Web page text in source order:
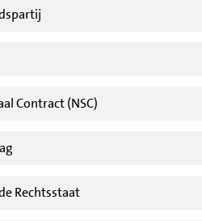
Contract (NSC)
Rechtsstaat